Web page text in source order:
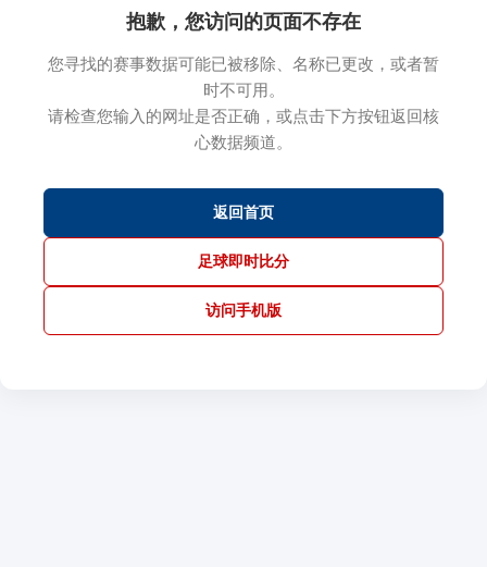
抱歉，您访问的页面不存在
您寻找的赛事数据可能已被移除、名称已更改，或者暂
时不可用。
请检查您输入的网址是否正确，或点击下方按钮返回核
心数据频道。
返回首页
足球即时比分
访问手机版